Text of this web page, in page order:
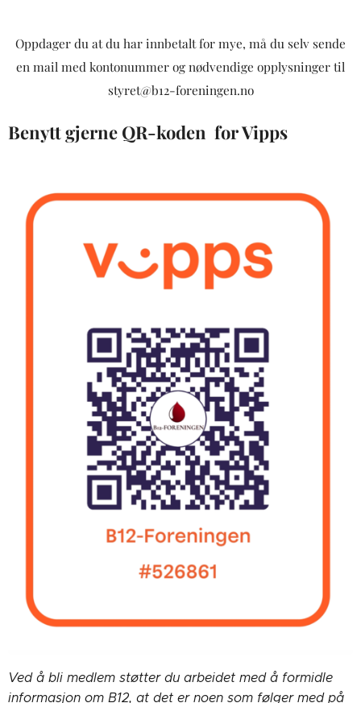
Oppdager du at du har innbetalt for mye, må du selv sende
en mail med kontonummer og nødvendige opplysninger til
styret@b12-foreningen.no
Benytt gjerne QR-koden for Vipps
Ved å bli medlem støtter du arbeidet med å formidle
informasjon om B12, at det er noen som følger med på